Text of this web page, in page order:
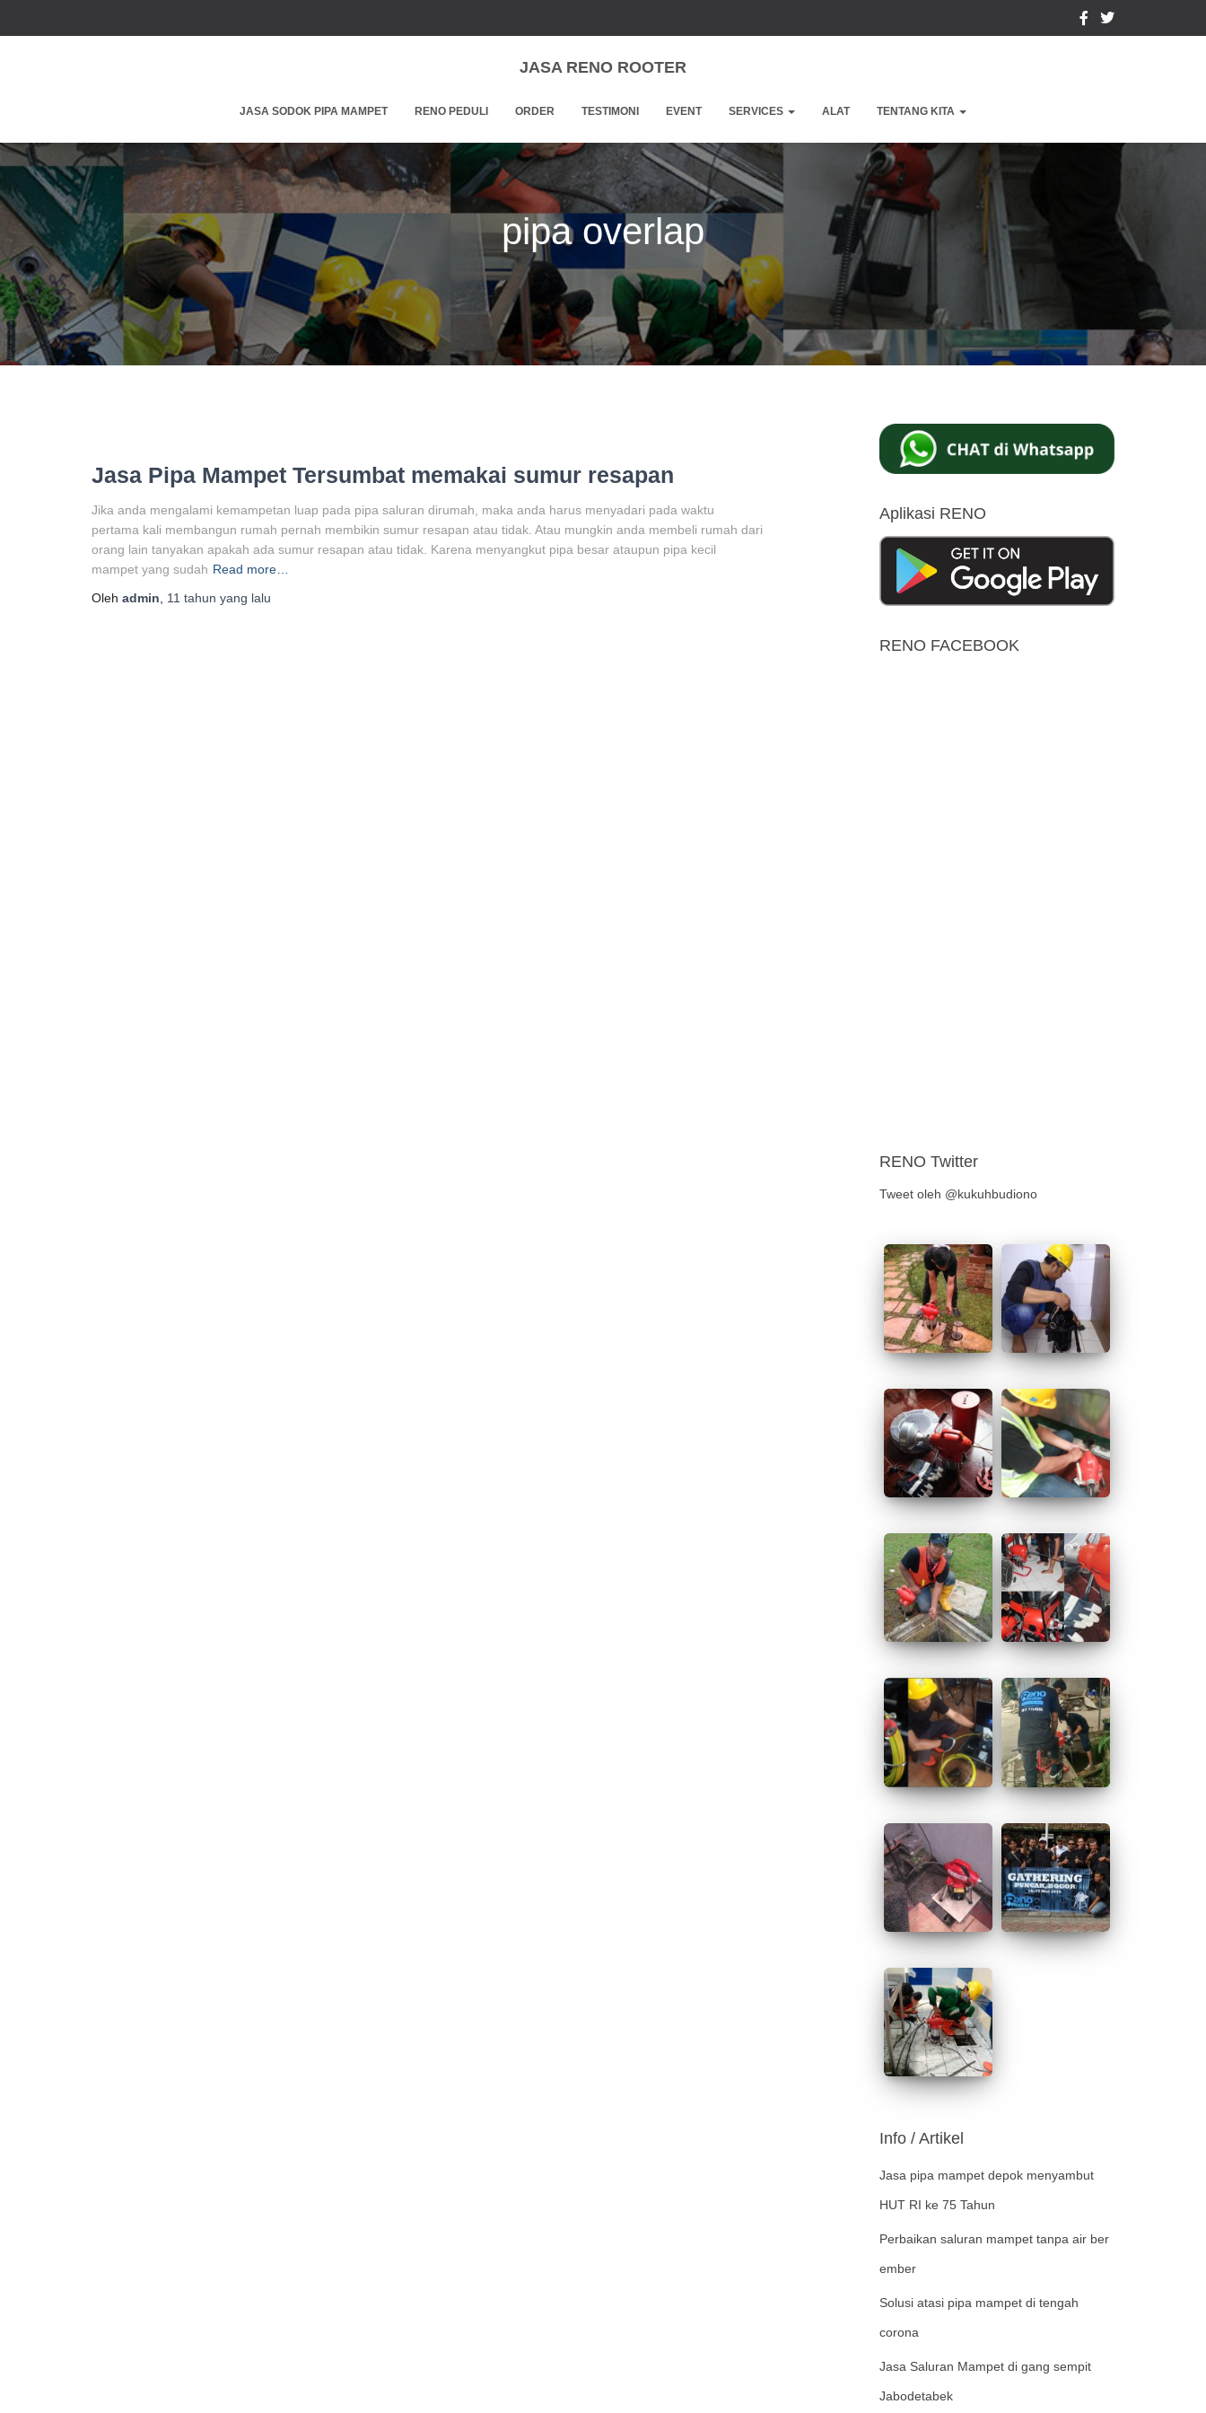
JASA RENO ROOTER
JASA SODOK PIPA MAMPET RENO PEDULI ORDER TESTIMONI EVENT SERVICES ALAT TENTANG KITA
pipa overlap
Jasa Pipa Mampet Tersumbat memakai sumur resapan
Jika anda mengalami kemampetan luap pada pipa saluran dirumah, maka anda harus menyadari pada waktu
pertama kali membangun rumah pernah membikin sumur resapan atau tidak. Atau mungkin anda membeli rumah dari
orang lain tanyakan apakah ada sumur resapan atau tidak. Karena menyangkut pipa besar ataupun pipa kecil
mampet yang sudah Read more…
Oleh admin 11 tahun yang lalu
Aplikasi RENO
RENO FACEBOOK
RENO Twitter
Tweet oleh @kukuhbudiono
Info / Artikel
Jasa pipa mampet depok menyambut
HUT RI ke 75 Tahun
Perbaikan saluran mampet tanpa air ber
ember
Solusi atasi pipa mampet di tengah
corona
Jasa Saluran Mampet di gang sempit
Jabodetabek